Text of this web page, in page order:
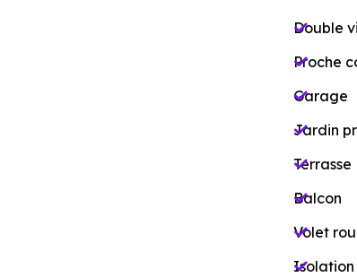
Double
Proche
Garage
Jardin
Terrasse
Balcon
Volet
Isolation